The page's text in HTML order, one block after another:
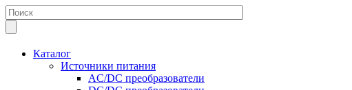
Каталог
Источники питания
AC/DC преобразователи